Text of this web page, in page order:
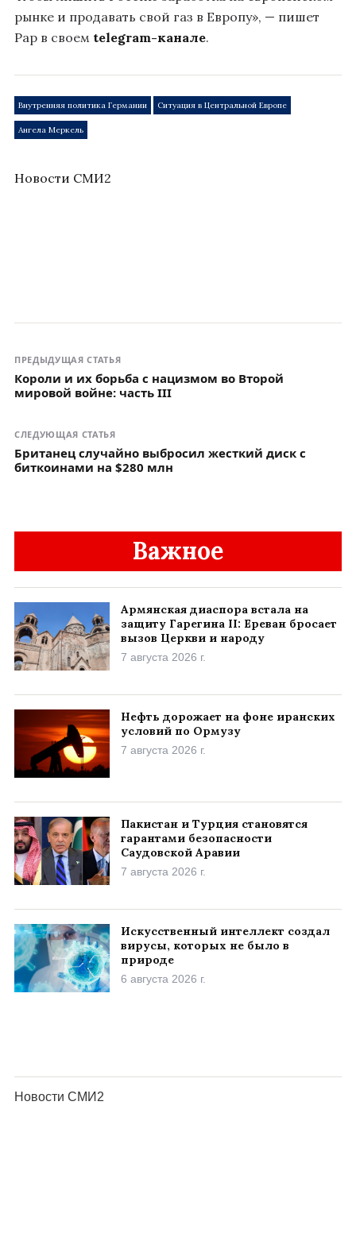
рынке и продавать свой газ в Европу», — пишет
Рар в своем telegram-канале.
Внутренняя политика Германии Ситуация в Центральной Европе
Ангела Меркель
Новости СМИ2
ПРЕДЫДУЩАЯ СТАТЬЯ
Короли и их борьба с нацизмом во Второй
мировой войне: часть III
СЛЕДУЮЩАЯ СТАТЬЯ
Британец случайно выбросил жесткий диск с
биткоинами на $280 млн
Важное
Армянская диаспора встала на
защиту Гарегина II: Ереван бросает
вызов Церкви и народу
7 августа 2026 г.
Нефть дорожает на фоне иранских
условий по Ормузу
7 августа 2026 г.
Пакистан и Турция становятся
гарантами безопасности
Саудовской Аравии
7 августа 2026 г.
Искусственный интеллект создал
вирусы, которых не было в
природе
6 августа 2026 г.